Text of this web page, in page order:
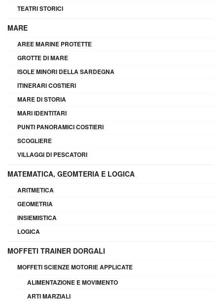
TEATRI STORICI
MARE
AREE MARINE PROTETTE
GROTTE DI MARE
ISOLE MINORI DELLA SARDEGNA
ITINERARI COSTIERI
MARE DI STORIA
MARI IDENTITARI
PUNTI PANORAMICI COSTIERI
SCOGLIERE
VILLAGGI DI PESCATORI
MATEMATICA, GEOMTERIA E LOGICA
ARITMETICA
GEOMETRIA
INSIEMISTICA
LOGICA
MOFFETI TRAINER DORGALI
MOFFETI SCIENZE MOTORIE APPLICATE
ALIMENTAZIONE E MOVIMENTO
ARTI MARZIALI